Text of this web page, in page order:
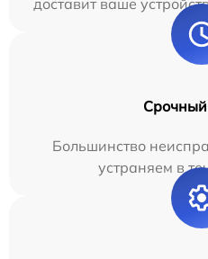
Большинство
устраняем в